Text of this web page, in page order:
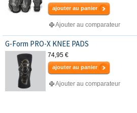
ajouter au panier
Ajouter au comparateur
G-Form PRO-X KNEE PADS
74,95 €
ajouter au panier
Ajouter au comparateur